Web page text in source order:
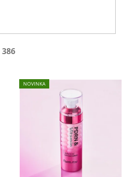
386
NOVINKA